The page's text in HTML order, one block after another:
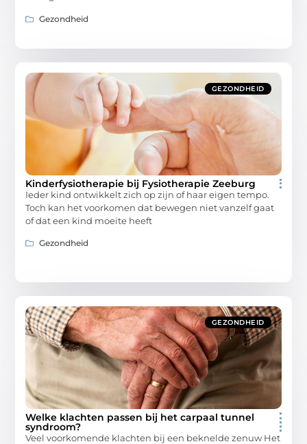
Gezondheid
GEZONDHEID
Kinderfysiotherapie bij Fysiotherapie Zeeburg
Ieder kind ontwikkelt zich op zijn of haar eigen tempo.
Toch kan het voorkomen dat bewegen niet vanzelf gaat
of dat een kind moeite heeft
Gezondheid
GEZONDHEID
Welke klachten passen bij het carpaal tunnel
syndroom?
Veel voorkomende klachten bij een beknelde zenuw Het